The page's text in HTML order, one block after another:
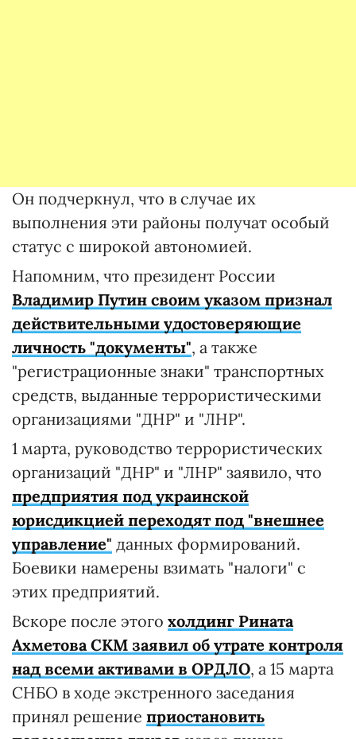
Он подчеркнул, что в случае их
выполнения эти районы получат особый
статус с широкой автономией.
Напомним, что президент России
Владимир Путин своим указом признал
действительными удостоверяющие
личность "документы", а также
"регистрационные знаки" транспортных
средств, выданные террористическими
организациями "ДНР" и "ЛНР".
1 марта, руководство террористических
организаций "ДНР" и "ЛНР" заявило, что
предприятия под украинской
юрисдикцией переходят под "внешнее
управление" данных формирований.
Боевики намерены взимать "налоги" с
этих предприятий.
Вскоре после этого холдинг Рината
Ахметова СКМ заявил об утрате контроля
над всеми активами в ОРДЛО, а 15 марта
СНБО в ходе экстренного заседания
принял решение приостановить